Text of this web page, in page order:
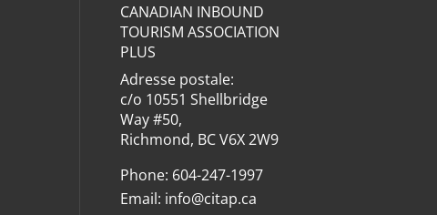
media on linkedin (opens in a
CANADIAN INBOUND
TOURISM ASSOCIATION
PLUS
Adresse postale:
c/o 10551 Shellbridge
Way #50,
Richmond, BC V6X 2W9
Phone: 604-247-1997
Email: info@citap.ca